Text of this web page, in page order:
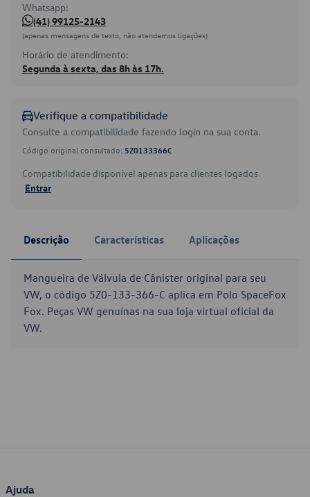
Whatsapp:
(41) 99125-2143
(apenas mensagens de texto, não atendemos ligações)
Horário de atendimento:
Segunda à sexta, das 8h às 17h.
Verifique a compatibilidade
Consulte a compatibilidade fazendo login na sua conta.
Código original consultado: 5Z0133366C
Compatibilidade disponível apenas para clientes logados.
Entrar
Descrição Características Aplicações
Mangueira de Válvula de Cânister original para seu
VW, o código 5Z0-133-366-C aplica em Polo SpaceFox
Fox. Peças VW genuínas na sua loja virtual oficial da
VW.
Ajuda